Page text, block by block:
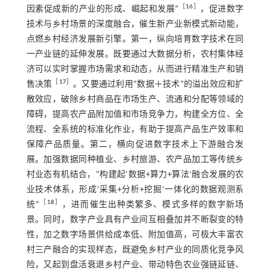
因素促成新的产业的形成、崛起和发展”
16
，促进数字
技术与乡村场景的深度融合，催生新产业新模式新动能，
点燃乡村经济发展新引擎。第一，纵向培育数字技术在同
一产业链的延伸发展。既要通过大数据分析，农村集体经
济可以实时掌握市场需求和动态，从而进行精准生产和销
售决策
17］ 。又要通过利用“数据＋技术”的溢出效应和扩
散效应，破除乡村商品在市场生产、流通和分配等领域的
障碍，提高农产品附加值和市场竞争力，构建全方位、全
流程、全系统的标准化作业，有助于提高产品生产效率和
保障产品质量。第二，横向促进数字技术上下游融合发
展。加强数据同种植业、乡村旅游、农产品加工等传统乡
村业态有机结合，“构建起‘数据+算力+算法’融合发展的农
业技术体系，形成‘采集+分析+挖掘’一体化的数据观测系
统”
18
，进而催生出种类繁多、模式多样的数字新场
景。同时，数字产业具有产业间互相叠加并不断裂变的特
性，加之数字场景供给成本低、附加值高，可极大丰富农
村三产融合的实现样态，既避免乡村产业的同质化竞争风
险，又起到盘活衰退乡村产业、带动特色农业强链延链、